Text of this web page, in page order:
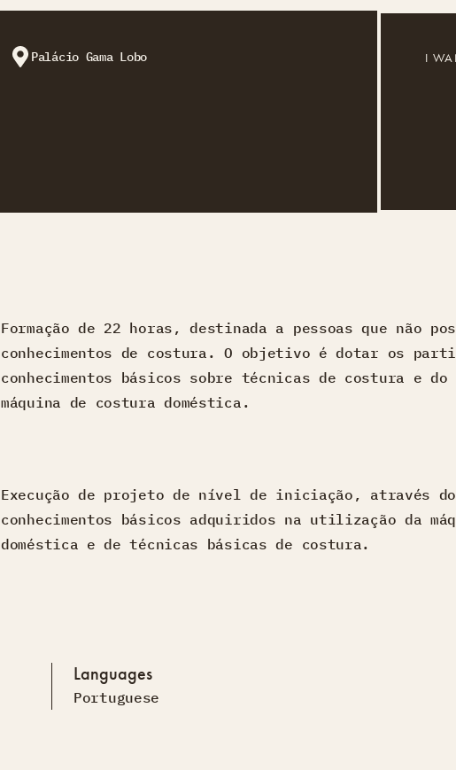
Palácio Gama Lobo I
Formação de 22 horas, destinada a pessoas que não
conhecimentos de costura. O objetivo é dotar os
conhecimentos básicos sobre técnicas de costura e
máquina de costura doméstica.
Execução de projeto de nível de iniciação, através
conhecimentos básicos adquiridos na utilização da
doméstica e de técnicas básicas de costura.
Languages
Portuguese